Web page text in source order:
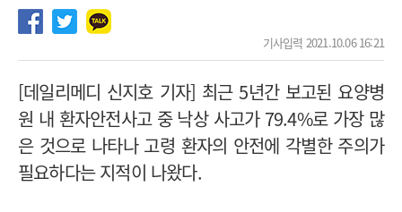
기사입력 2021.10.06 16:21
[데일리메디 신지호 기자] 최근 5년간 보고된 요양병
원 내 환자안전사고 중 낙상 사고가 79.4%로 가장 많
은 것으로 나타나 고령 환자의 안전에 각별한 주의가
필요하다는 지적이 나왔다.